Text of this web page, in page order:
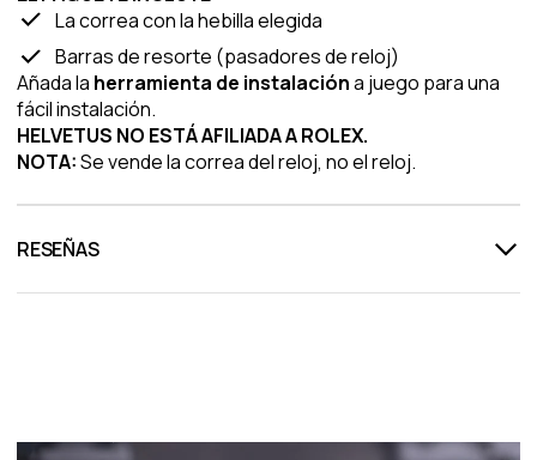
La correa con la hebilla elegida
Barras de resorte (pasadores de reloj)
Añada la herramienta de instalacióna juego para una
fácil instalación.
HELVETUS NO ESTÁ AFILIADA A ROLEX.
NOTA:Se vende la correa del reloj, no el reloj.
RESEÑAS